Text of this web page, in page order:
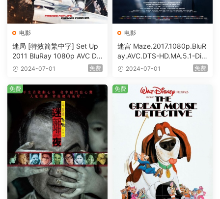
电影
迷局 [特效简繁中字] Set Up
2011 BluRay 1080p AVC DT
S-HD MA5.1-shhaclm@CHD
2024-07-01 免费
电影
迷宫 Maze.2017.1080p.BluR
ay.AVC.DTS-HD.MA.5.1-DiY
@HDHome [BDISO 19.7GB]
2024-07-01 免费
免费 免费